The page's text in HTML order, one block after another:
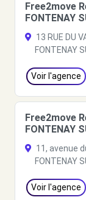
Free2move
FONTENAY
13 RUE DU
FONTENAY
Voir l'agence
Free2move
FONTENAY
11, avenue
FONTENAY
Voir l'agence